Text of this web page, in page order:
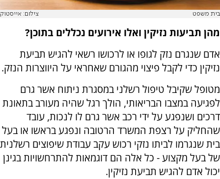
בית משפט צילום: אייסטוק
מהן תביעות נזיקין ואלו אירועים נכללים בתוכן?
אדם שנגרם נזק לגופו או לרכושו רשאי להגיש תביעת
נזיקין כדי לקבל פיצוי מהגורם שאחראי על היווצרות הנזק.
מטופל שקיבל טיפול רשלני במסגרת ניתוח אשר גרם
לפגיעה במצבו הבריאותי, הולך רגל שהיה מעורב בתאונת
דרכים ושנפגע על ידי רכב אשר גרם לו לנכות, עובד
שהחליק על רצפת המשרד הרטובה ונפגע בראשו או בעל
בית שנגרמו לביתו נזקי רכוש עקב עבודת שיפוצים רשלנית
של בעל מקצוע - כל אלה הם דוגמאות להתרחשויות בגינן
יכול אדם להגיש תביעת נזיקין.